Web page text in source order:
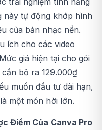
này tự động khớp hình
của bản nhạc nền.
ích cho các video
giá hiện tại cho gói
bỏ ra 129.000₫
muốn đầu tư dài hạn,
một món hời lớn.
Điểm Của Canva Pro